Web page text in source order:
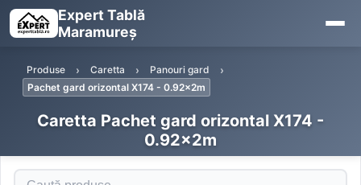
Expert Tablă
Maramureș
Produse Caretta
Panouri gard
Pachet gard orizontal X174 - 0.92x2m
Caretta Pachet gard orizontal X174 -
0.92x2m
Caută produse